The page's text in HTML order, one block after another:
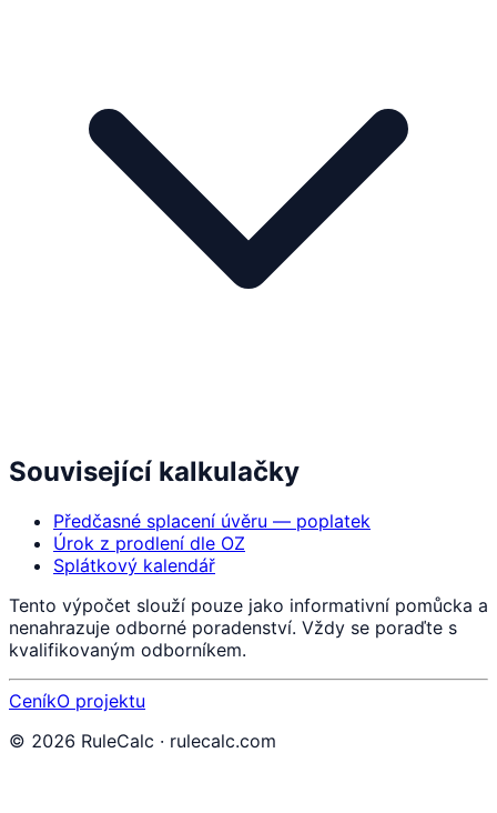
Související kalkulačky
Předčasné splacení úvěru — poplatek
Úrok z prodlení dle OZ
Splátkový kalendář
Tento výpočet slouží pouze jako informativní pomůcka a
nenahrazuje odborné poradenství. Vždy se poraďte s
kvalifikovaným odborníkem.
CeníkO projektu
© 2026 RuleCalc · rulecalc.com